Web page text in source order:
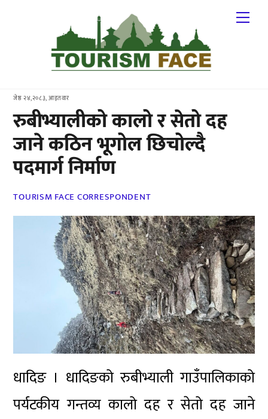
जेष्ठ २४,२०८३, आइतवार
रुबीभ्यालीको कालो र सेतो दह
जाने कठिन भूगोल छिचोल्दै
पदमार्ग निर्माण
TOURISM FACE CORRESPONDENT
धादिङ । धादिङको रुबीभ्याली गाउँपालिकाको
पर्यटकीय गन्तव्य कालो दह र सेतो दह जाने